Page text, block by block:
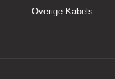
Overige Kabels